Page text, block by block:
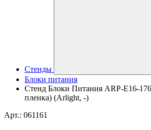
Стенды
Блоки питания
Стенд Блоки Питания ARP-E16-
пленка) (Arlight, -)
Арт.: 061161